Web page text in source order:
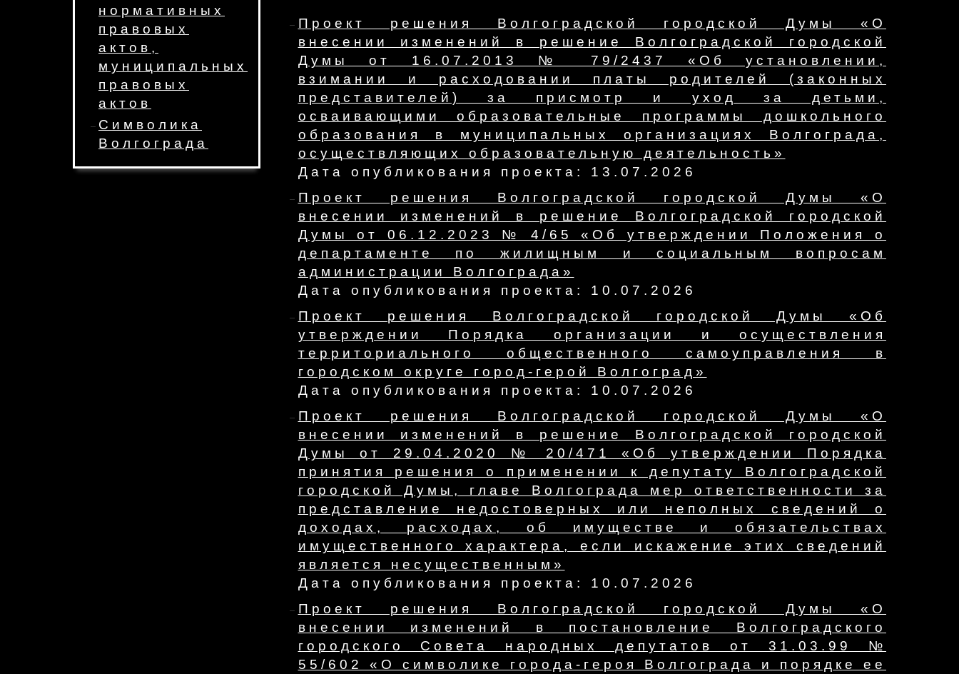
нормативных
правовых
актов,
муниципальных
правовых
актов
Символика
Волгограда
Проект решения Волгоградской городской Думы «О
внесении изменений в решение Волгоградской городской
Думы от 16.07.2013 № 79/2437 «Об установлении,
взимании и расходовании платы родителей (законных
представителей) за присмотр и уход за детьми,
осваивающими образовательные программы дошкольного
образования в муниципальных организациях Волгограда,
осуществляющих образовательную деятельность»
Дата опубликования проекта: 13.07.2026
Проект решения Волгоградской городской Думы «О
внесении изменений в решение Волгоградской городской
Думы от 06.12.2023 № 4/65 «Об утверждении Положения о
департаменте по жилищным и социальным вопросам
администрации Волгограда»
Дата опубликования проекта: 10.07.2026
Проект решения Волгоградской городской Думы «Об
утверждении Порядка организации и осуществления
территориального общественного самоуправления в
городском округе город-герой Волгоград»
Дата опубликования проекта: 10.07.2026
Проект решения Волгоградской городской Думы «О
внесении изменений в решение Волгоградской городской
Думы от 29.04.2020 № 20/471 «Об утверждении Порядка
принятия решения о применении к депутату Волгоградской
городской Думы, главе Волгограда мер ответственности за
представление недостоверных или неполных сведений о
доходах, расходах, об имуществе и обязательствах
имущественного характера, если искажение этих сведений
является несущественным»
Дата опубликования проекта: 10.07.2026
Проект решения Волгоградской городской Думы «О
внесении изменений в постановление Волгоградского
городского Совета народных депутатов от 31.03.99 №
55/602 «О символике города-героя Волгограда и порядке ее